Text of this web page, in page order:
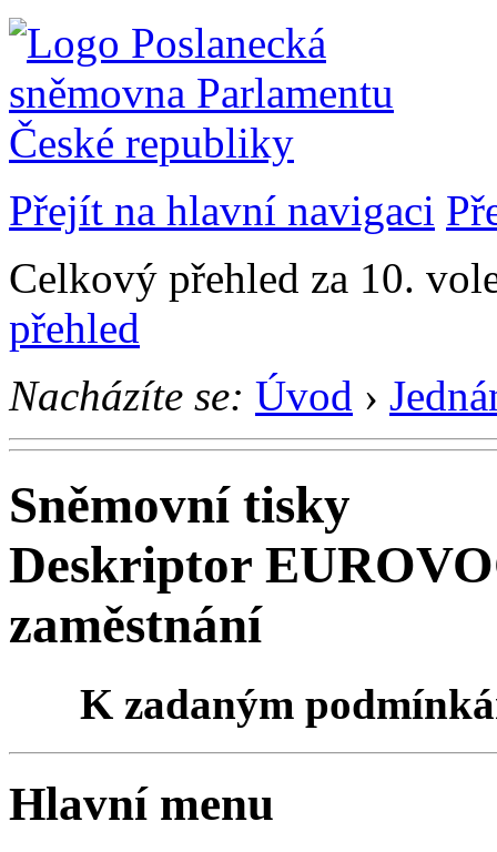
Přejít na hlavní navigaci
Celkový přehled za 10.
přehled
Nacházíte se: Úvod ›
Sněmovní tisky
Deskriptor
zaměstnání
K zadaným
Hlavní menu